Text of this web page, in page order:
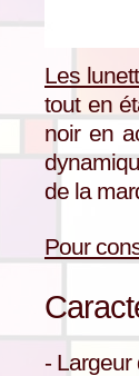
Les
tout en
noir en
de la
Pour
- Largeur